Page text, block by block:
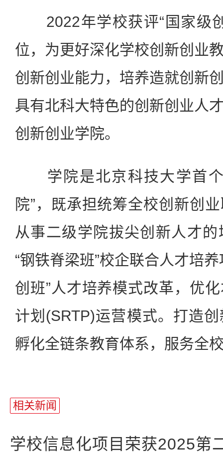
2022年学校获评“国家级
位，为更好深化学校创新创业
创新创业能力，培养造就创新
具有北科大特色的创新创业人
创新创业学院。
学院是北京科技大学首个
院”，既承担统筹全校创新创
从事二级学院拔尖创新人才
“钢铁脊梁班”校企联合人才培
创班”人才培养模式改革，优
计划(SRTP)运营模式。打造
孵化全链条教育体系，服务全
相关新闻
学校信息化项目荣获2025第